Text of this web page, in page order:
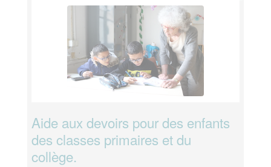
Aide aux devoirs pour des enfants
des classes primaires et du
collège.